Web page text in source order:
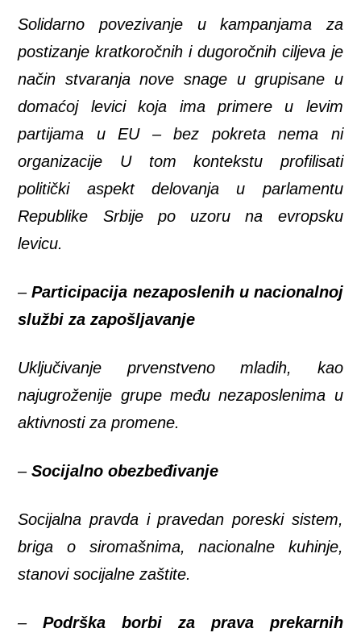
Solidarno povezivanje u kampanjama za
postizanje kratkoročnih i dugoročnih ciljeva je
način stvaranja nove snage u grupisane u
domaćoj levici koja ima primere u levim
partijama u EU – bez pokreta nema ni
organizacije U tom kontekstu profilisati
politički aspekt delovanja u parlamentu
Republike Srbije po uzoru na evropsku
levicu.
–Participacija nezaposlenih u nacionalnoj
službi za zapošljavanje
Uključivanje prvenstveno mladih, kao
najugroženije grupe među nezaposlenima u
aktivnosti za promene.
–Socijalno obezbeđivanje
Socijalna pravda i pravedan poreski sistem,
briga o siromašnima, nacionalne kuhinje,
stanovi socijalne zaštite.
–Podrška borbi za prava prekarnih